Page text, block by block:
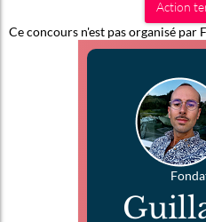
Action
Ce concours n'est pas organisé par